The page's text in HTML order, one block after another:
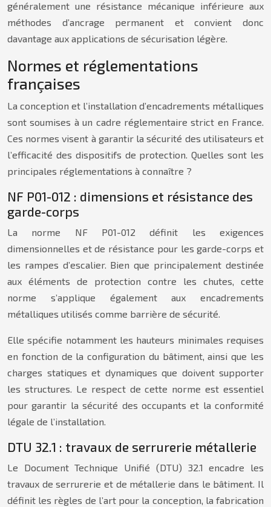
généralement une résistance mécanique inférieure aux
méthodes d’ancrage permanent et convient donc
davantage aux applications de sécurisation légère.
Normes et réglementations
françaises
La conception et l’installation d’encadrements métalliques
sont soumises à un cadre réglementaire strict en France.
Ces normes visent à garantir la sécurité des utilisateurs et
l’efficacité des dispositifs de protection. Quelles sont les
principales réglementations à connaître ?
NF P01-012 : dimensions et résistance des
garde-corps
La norme NF P01-012 définit les exigences
dimensionnelles et de résistance pour les garde-corps et
les rampes d’escalier. Bien que principalement destinée
aux éléments de protection contre les chutes, cette
norme s’applique également aux encadrements
métalliques utilisés comme barrière de sécurité.
Elle spécifie notamment les hauteurs minimales requises
en fonction de la configuration du bâtiment, ainsi que les
charges statiques et dynamiques que doivent supporter
les structures. Le respect de cette norme est essentiel
pour garantir la sécurité des occupants et la conformité
légale de l’installation.
DTU 32.1 : travaux de serrurerie métallerie
Le Document Technique Unifié (DTU) 32.1 encadre les
travaux de serrurerie et de métallerie dans le bâtiment. Il
définit les règles de l’art pour la conception, la fabrication